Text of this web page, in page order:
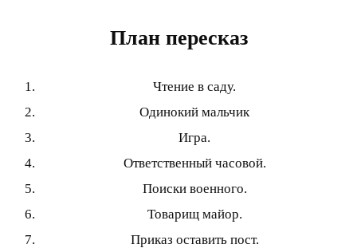
План пересказ
Чтение в саду.
Одинокий мальчик
Игра.
Ответственный часовой.
Поиски военного.
Товарищ майор.
Приказ оставить пост.